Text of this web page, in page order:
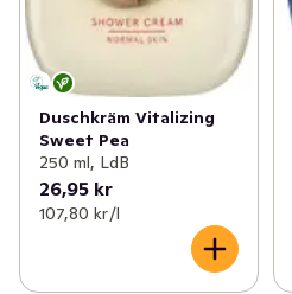
Duschkräm Vitalizing
Sweet Pea
250 ml, LdB
26,95 kr
107,80 kr /l